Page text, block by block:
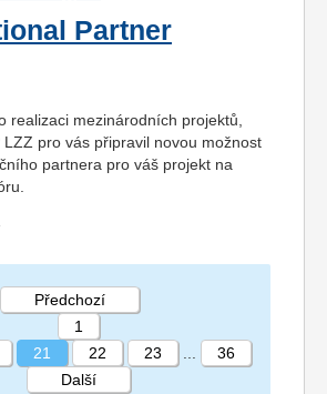
Partner
realizaci mezinárodních projektů,
pro vás připravil novou možnost
partnera pro váš projekt na
STRÁNKA 21 36
Předchozí
1
21 22 23
36
Další